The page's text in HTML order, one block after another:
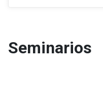
Seminarios